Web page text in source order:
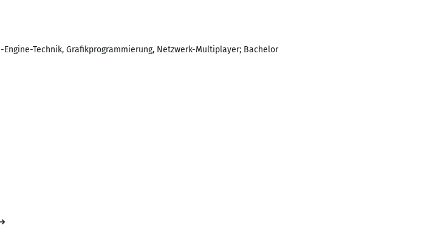
Technik, Grafikprogrammierung, Netzwerk-Multiplayer; Bachelor